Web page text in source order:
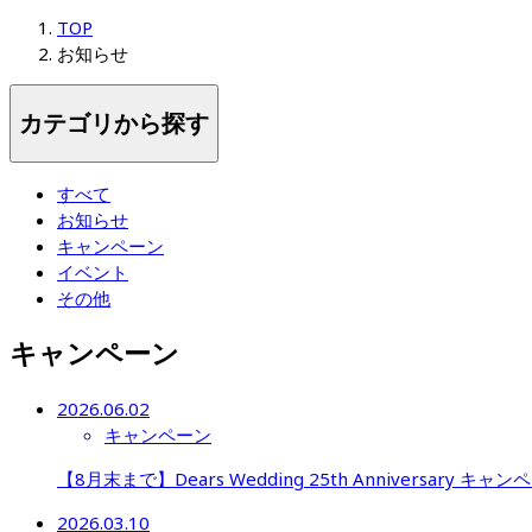
TOP
お知らせ
カテゴリから探す
すべて
お知らせ
キャンペーン
イベント
その他
キャンペーン
2026.06.02
キャンペーン
【8月末まで】Dears Wedding 25th Anniversary キャン
2026.03.10